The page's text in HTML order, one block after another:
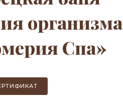
организма
Спа»